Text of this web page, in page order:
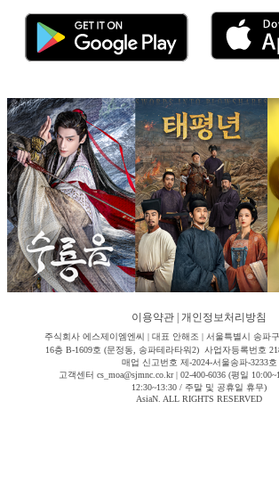
이용약관 개인정보처리방침
주식회사 에스제이엠엔씨 | 대표 안해조 | 서울특별시 송파
16층 B-1609호 (문정동, 송파테라타워2) 사업자등록번호
매업 신고번호 제-2024-서울송파-3233호
고객센터 cs_moa@sjmnc.co.kr | 02-400-6036 (평일
12:30~13:30 / 주말 및 공휴일 휴무)
AsiaN. ALL RIGHTS RESERVED